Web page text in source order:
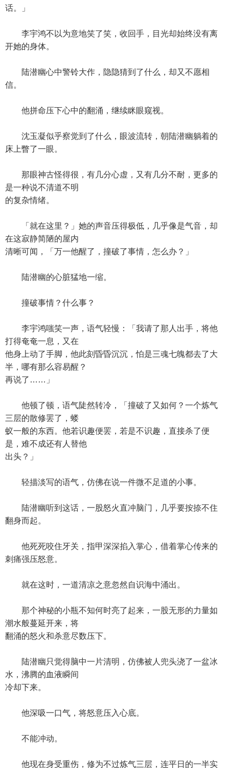
话。」
李宇鸿不以为意地笑了笑，收回手，目光却始终没有离
开她的身体。
陆潜幽心中警铃大作，隐隐猜到了什么，却又不愿相
信。
他拼命压下心中的翻涌，继续眯眼窥视。
沈玉凝似乎察觉到了什么，眼波流转，朝陆潜幽躺着的
床上瞥了一眼。
那眼神古怪得很，有几分心虚，又有几分不耐，更多的
是一种说不清道不明
的复杂情绪。
「就在这里？」她的声音压得极低，几乎像是气音，却
在这寂静简陋的屋内
清晰可闻，「万一他醒了，撞破了事情，怎么办？」
陆潜幽的心脏猛地一缩。
撞破事情？什么事？
李宇鸿嗤笑一声，语气轻慢：「我请了那人出手，将他
打得奄奄一息，又在
他身上动了手脚，他此刻昏昏沉沉，怕是三魂七魄都去了大
半，哪有那么容易醒？
再说了……」
他顿了顿，语气陡然转冷，「撞破了又如何？一个炼气
三层的散修罢了，蝼
蚁一般的东西。他若识趣便罢，若是不识趣，直接杀了便
是，难不成还有人替他
出头？」
轻描淡写的语气，仿佛在说一件微不足道的小事。
陆潜幽听到这话，一股怒火直冲脑门，几乎要按捺不住
翻身而起。
他死死咬住牙关，指甲深深掐入掌心，借着掌心传来的
刺痛强压怒意。
就在这时，一道清凉之意忽然自识海中涌出。
那个神秘的小瓶不知何时亮了起来，一股无形的力量如
潮水般蔓延开来，将
翻涌的怒火和杀意尽数压下。
陆潜幽只觉得脑中一片清明，仿佛被人兜头浇了一盆冰
水，沸腾的血液瞬间
冷却下来。
他深吸一口气，将怒意压入心底。
不能冲动。
他现在身受重伤，修为不过炼气三层，连平日的一半实